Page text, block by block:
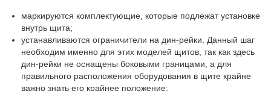
маркируются комплектующие, которые подлежат установке
внутрь щита;
устанавливаются ограничители на дин-рейки. Данный шаг
необходим именно для этих моделей щитов, так как здесь
дин-рейки не оснащены боковыми границами, а для
правильного расположения оборудования в щите крайне
важно знать его крайнее положение;